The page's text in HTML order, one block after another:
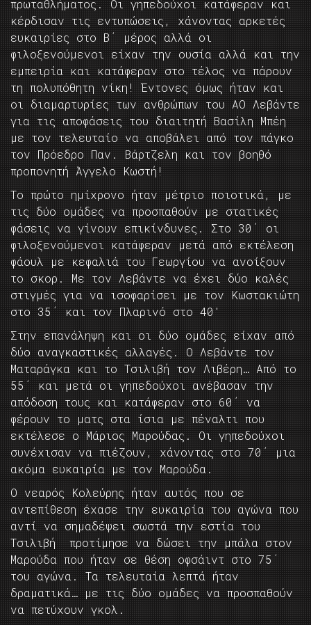
πρωταθλήματος. Οι γηπεδούχοι κατάφεραν και
κέρδισαν τις εντυπώσεις, χάνοντας αρκετές
ευκαιρίες στο Β΄ μέρος αλλά οι
φιλοξενούμενοι είχαν την ουσία αλλά και την
εμπειρία και κατάφεραν στο τέλος να πάρουν
τη πολυπόθητη νίκη! Έντονες όμως ήταν και
οι διαμαρτυρίες των ανθρώπων του ΑΟ Λεβάντε
για τις αποφάσεις του διαιτητή Βασίλη Μπέη
με τον τελευταίο να αποβάλει από τον πάγκο
τον Πρόεδρο Παν. Βάρτζελη και τον βοηθό
προπονητή Άγγελο Κωστή!
Το πρώτο ημίχρονο ήταν μέτριο ποιοτικά, με
τις δύο ομάδες να προσπαθούν με στατικές
φάσεις να γίνουν επικίνδυνες. Στο 30΄ οι
φιλοξενούμενοι κατάφεραν μετά από εκτέλεση
φάουλ με κεφαλιά του Γεωργίου να ανοίξουν
το σκορ. Με τον Λεβάντε να έχει δύο καλές
στιγμές για να ισοφαρίσει με τον Κωστακιώτη
στο 35΄ και τον Πλαρινό στο 40′
Στην επανάληψη και οι δύο ομάδες είχαν από
δύο αναγκαστικές αλλαγές. Ο Λεβάντε τον
Ματαράγκα και το Τσιλιβή τον Λιβέρη… Από το
55΄ και μετά οι γηπεδούχοι ανέβασαν την
απόδοση τους και κατάφεραν στο 60΄ να
φέρουν το ματς στα ίσια με πέναλτι που
εκτέλεσε ο Μάριος Μαρούδας. Οι γηπεδούχοι
συνέχισαν να πιέζουν, χάνοντας στο 70΄ μια
ακόμα ευκαιρία με τον Μαρούδα.
Ο νεαρός Κολεύρης ήταν αυτός που σε
αντεπίθεση έχασε την ευκαιρία του αγώνα που
αντί να σημαδέψει σωστά την εστία του
Τσιλιβή προτίμησε να δώσει την μπάλα στον
Μαρούδα που ήταν σε θέση οφσάιντ στο 75΄
του αγώνα. Τα τελευταία λεπτά ήταν
δραματικά… με τις δύο ομάδες να προσπαθούν
να πετύχουν γκολ.